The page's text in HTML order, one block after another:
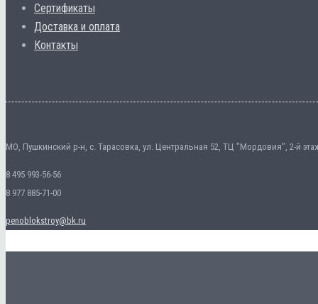
Сертификаты
Доставка и оплата
Контакты
МО, Пушкинский р-н, с. Тарасовка, ул. Центральная 52, ТЦ "Мордовия", 2-й
8 495 993-56-56
8 977 885-71-00
penoblokstroy@bk.ru